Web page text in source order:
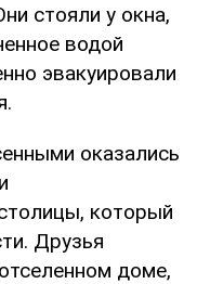
стояли у окна,
водой
эвакуировали
оказались
который
Друзья
доме,